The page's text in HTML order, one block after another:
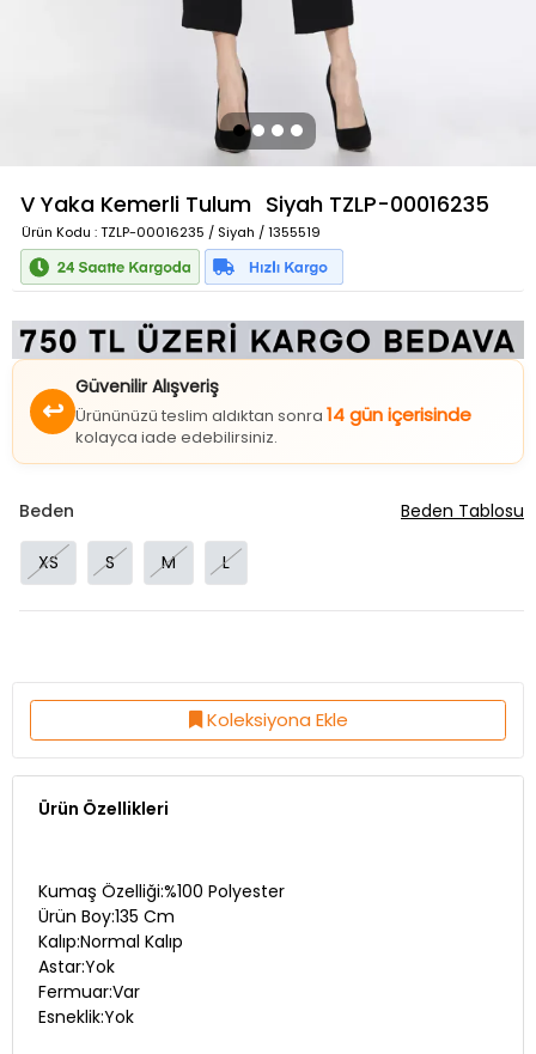
V Yaka Kemerli Tulum Siyah TZLP-00016235
Ürün Kodu : TZLP-00016235 / Siyah / 1355519
Güvenilir Alışveriş
Ürününüzü teslim aldıktan sonra
kolayca iade edebilirsiniz.
XS
Koleksiyona Ekle
Ürün Özellikleri
Ürün Boy:135 Cm
Kalıp:Normal Kalıp
Astar:Yok
Fermuar:Var
Esneklik:Yok